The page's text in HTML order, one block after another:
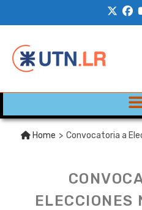
Home > Convocatoria a
ELECCIONES